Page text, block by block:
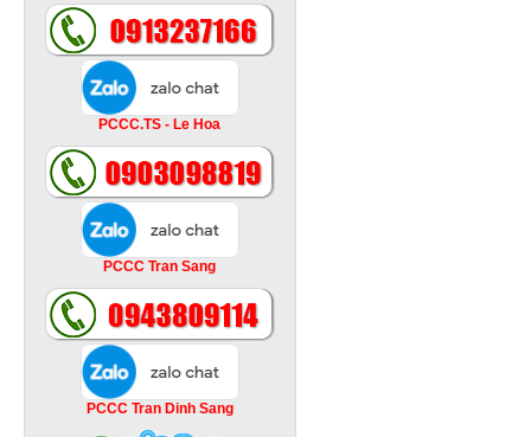
PCCC.TS - Le Hoa
PCCC Tran Sang
PCCC Tran Dinh Sang